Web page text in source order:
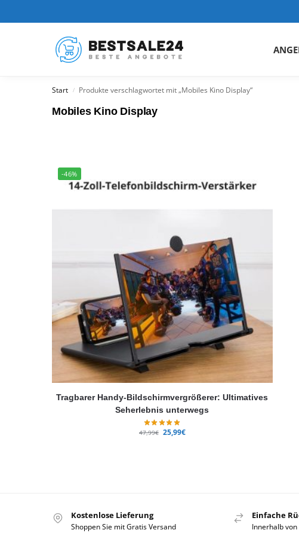
Start / Produkte verschlagwortet mit „Mobiles Kino Display“
Mobiles Kino Display
-46%
Tragbarer Handy-Bildschirmvergrößerer: Ultimatives
Seherlebnis unterwegs
47,99€ 25,99€
Kostenlose Lieferung
Shoppen Sie mit Gratis Versand
Einfache
Innerhalb